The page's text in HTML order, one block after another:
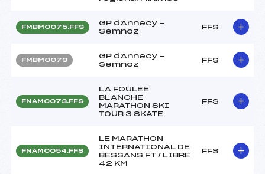
FMBM0075.FFS
GP d'Annecy -
Semnoz
FFS
FMBM0073
GP d'Annecy -
Semnoz
FFS
FNAM0073.FFS
LA FOULEE
BLANCHE
MARATHON SKI
TOUR 3 SKATE
FFS
FNAM0054.FFS
LE MARATHON
INTERNATIONAL DE
BESSANS FT / LIBRE
42 KM
FFS